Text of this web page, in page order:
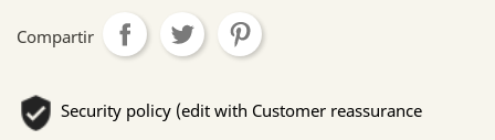
Compartir
Security policy (edit with Customer reassurance